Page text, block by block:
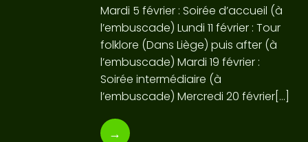
Mardi 5 février : Soirée d’accueil (à
l’embuscade) Lundi 11 février : Tour
folklore (Dans Liège) puis after (à
l’embuscade) Mardi 19 février :
Soirée intermédiaire (à
l’embuscade) Mercredi 20 février[…]
→